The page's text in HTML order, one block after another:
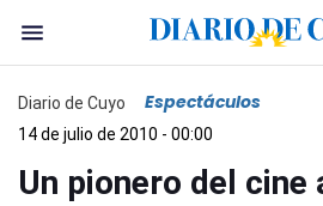
Diario de Cuyo Espectáculos
14 de julio de 2010 - 00:00
Un pionero del cine